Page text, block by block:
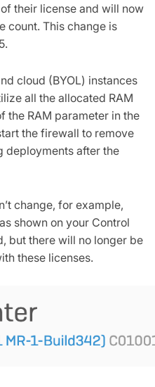
their license and will now
count. This change is
cloud (BYOL) instances
all the allocated RAM
the RAM parameter in the
the firewall to remove
deployments after the
change, for example,
shown on your Control
but there will no longer be
these licenses.